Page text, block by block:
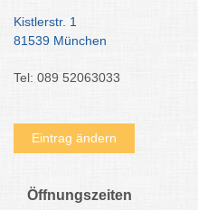
Kistlerstr. 1
81539 München
Tel: 089 52063033
Eintrag ändern
Öffnungszeiten